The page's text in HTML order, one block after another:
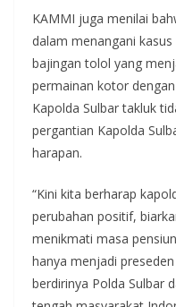
KAMMI juga menilai
dalam menangani
bajingan tolol yang
permainan kotor
Kapolda Sulbar takluk
pergantian Kapolda
harapan.
“Kini kita berharap
perubahan positif,
menikmati masa
hanya menjadi
berdirinya Polda Sulbar